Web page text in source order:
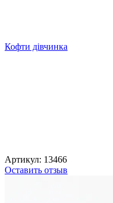
Кофти дівчинка
Артикул: 13466
Оставить отзыв